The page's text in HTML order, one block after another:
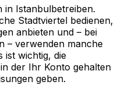
in Istanbulbetreiben.
Stadtviertel bedienen,
anbieten und – bei
– verwenden manche
ist wichtig, die
der Ihr Konto gehalten
geben.